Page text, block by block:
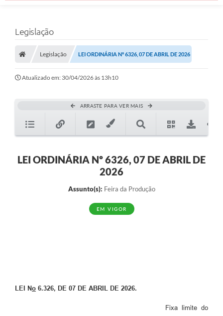
Legislação
Legislação LEI ORDINÁRIA Nº 6326, 07 DE ABRIL DE 2026
Atualizado em: 30/04/2026 às 13h10
ARRASTE PARA VER MAIS
LEI ORDINÁRIA Nº 6326, 07 DE ABRIL DE
2026
Assunto(s): Feira da Produção
EM VIGOR
LEI No 6.326, DE 07 DE ABRIL DE 2026.
Fixa limite do